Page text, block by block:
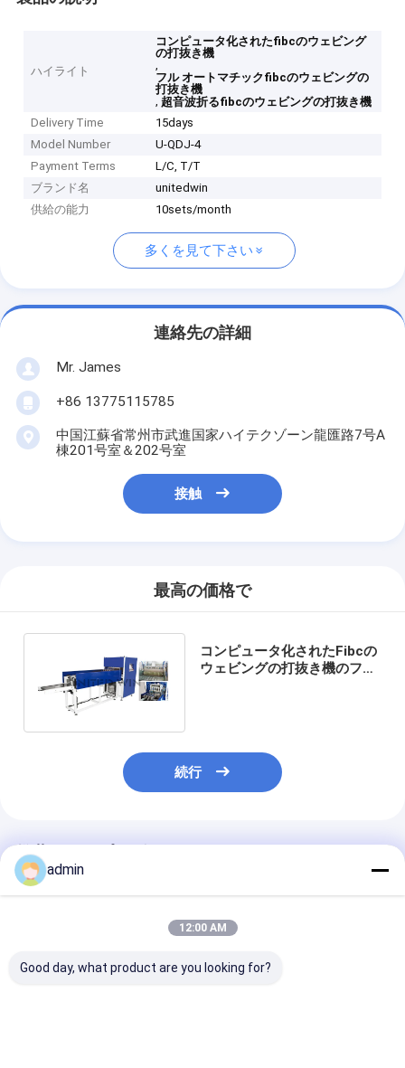
ハイライト
コンピュータ化されたfibcのウェビング
の打抜き機
,
フル オートマチックfibcのウェビングの
打抜き機
,超音波折るfibcのウェビングの打抜き機
Delivery Time
15days
Model Number
U-QDJ-4
Payment Terms
L/C, T/T
ブランド名
unitedwin
供給の能力
10sets/month
多くを見て下さい
連絡先の詳細
Mr. James
+86 13775115785
中国江蘇省常州市武進国家ハイテクゾーン龍匯路7号A
棟201号室＆202号室
接触
最高の価格で
コンピュータ化されたFibcの
ウェビングの打抜き機のフル
続行
推薦されたプロダクト
admin
12:00 AM
Good day, what product are you looking for?